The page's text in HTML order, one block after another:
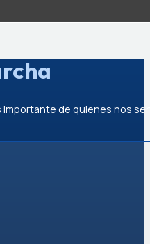
importante de quienes nos